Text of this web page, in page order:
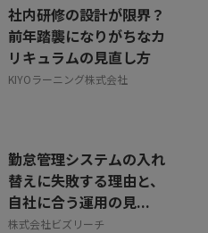
社内研修の設計が限界？
前年踏襲になりがちなカ
リキュラムの見直し方
KIYOラーニング株式会社
勤怠管理システムの入れ
替えに失敗する理由と、
自社に合う運用の見...
株式会社ビズリーチ